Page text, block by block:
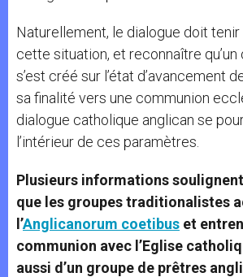
Naturellement, le dialogue doit
cette situation, et reconnaître
s’est créé sur l’état d’avancement
sa finalité vers une communion
dialogue catholique anglican se
l’intérieur de ces paramètres.
Plusieurs informations
que les groupes traditionalistes
l’Anglicanorum coetibus et
communion avec l’Eglise
aussi d’un groupe de prêtres